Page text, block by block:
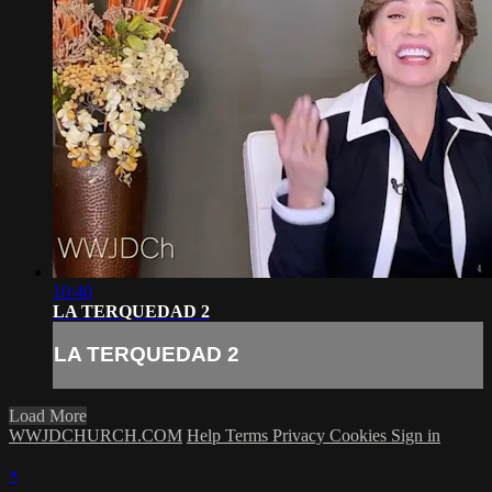
10:40
LA TERQUEDAD 2
LA TERQUEDAD 2
Load More
WWJDCHURCH.COM Help Terms Privacy Cookies Sign in
×